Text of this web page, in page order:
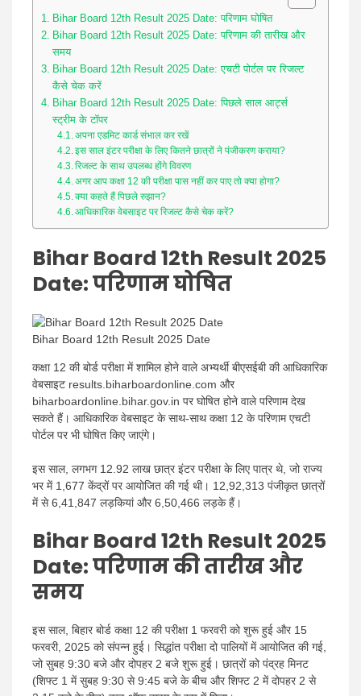
Bihar Board 12th Result 2025 Date: परिणाम घोषित
Bihar Board 12th Result 2025 Date: परिणाम की तारीख और
समय
Bihar Board 12th Result 2025 Date: एचटी पोर्टल पर रिजल्ट
कैसे चेक करें
Bihar Board 12th Result 2025 Date: पिछले साल आर्ट्स
स्ट्रीम के टॉपर
अपना एडमिट कार्ड संभाल कर रखें
इस साल इंटर परीक्षा के लिए कितने छात्रों ने पंजीकरण कराया?
रिजल्ट के साथ उपलब्ध होंगे विवरण
अगर आप कक्षा 12 की परीक्षा पास नहीं कर पाए तो क्या होगा?
क्या कहते हैं पिछले रुझान?
आधिकारिक वेबसाइट पर रिजल्ट कैसे चेक करें?
Bihar Board 12th Result 2025
Date: परिणाम घोषित
Bihar Board 12th Result 2025 Date
कक्षा 12 की बोर्ड परीक्षा में शामिल होने वाले अभ्यर्थी बीएसईबी की आधिकारिक
वेबसाइट results.biharboardonline.com और
biharboardonline.bihar.gov.in पर घोषित होने वाले परिणाम देख
सकते हैं। आधिकारिक वेबसाइट के साथ-साथ कक्षा 12 के परिणाम एचटी
पोर्टल पर भी घोषित किए जाएंगे।
इस साल, लगभग 12.92 लाख छात्र इंटर परीक्षा के लिए पात्र थे, जो राज्य
भर में 1,677 केंद्रों पर आयोजित की गई थी। 12,92,313 पंजीकृत छात्रों
में से 6,41,847 लड़कियां और 6,50,466 लड़के हैं।
Bihar Board 12th Result 2025
Date: परिणाम की तारीख और
समय
इस साल, बिहार बोर्ड कक्षा 12 की परीक्षा 1 फरवरी को शुरू हुई और 15
फरवरी, 2025 को संपन्न हुई। सिद्धांत परीक्षा दो पालियों में आयोजित की गई,
जो सुबह 9:30 बजे और दोपहर 2 बजे शुरू हुई। छात्रों को पंद्रह मिनट
(शिफ्ट 1 में सुबह 9:30 से 9:45 बजे के बीच और शिफ्ट 2 में दोपहर 2 से